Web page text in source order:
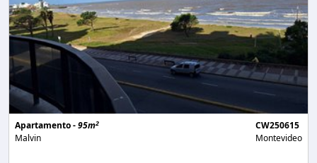
Apartamento -95m2
Malvin
CW250615
Montevideo